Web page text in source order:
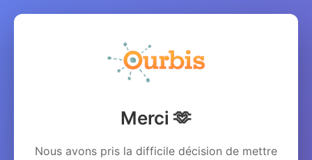
Merci 🫶
Nous avons pris la difficile décision de mettre